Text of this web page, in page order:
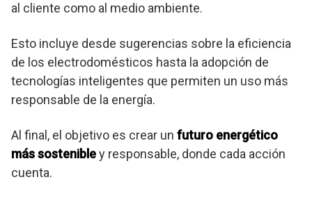
al cliente como al medio ambiente.
Esto incluye desde sugerencias sobre la eficiencia
de los electrodomésticos hasta la adopción de
tecnologías inteligentes que permiten un uso más
responsable de la energía.
Al final, el objetivo es crear un futuro energético
más sostenibley responsable, donde cada acción
cuenta.